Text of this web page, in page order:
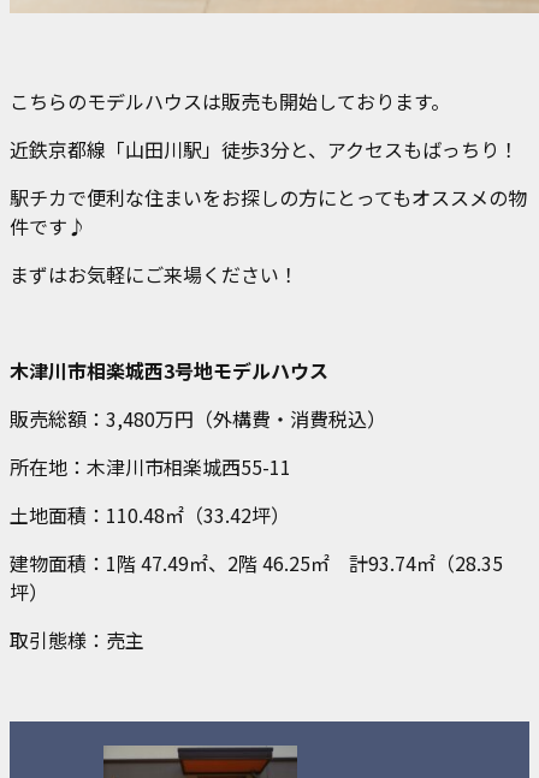
こちらのモデルハウスは販売も開始しております。
近鉄京都線「山田川駅」徒歩3分と、アクセスもばっちり！
駅チカで便利な住まいをお探しの方にとってもオススメの物
件です♪
まずはお気軽にご来場ください！
木津川市相楽城西3号地モデルハウス
販売総額：3,480万円（外構費・消費税込）
所在地：木津川市相楽城西55-11
土地面積：110.48㎡（33.42坪）
建物面積：1階 47.49㎡、2階 46.25㎡ 計93.74㎡（28.35
坪）
取引態様：売主